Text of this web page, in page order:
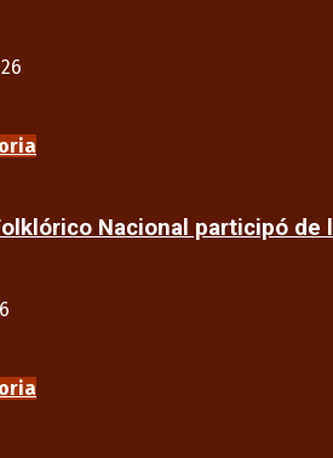
Nacional participó de